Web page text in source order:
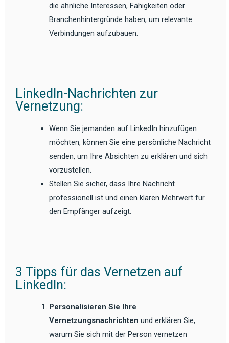
die ähnliche Interessen, Fähigkeiten oder
Branchenhintergründe haben, um relevante
Verbindungen aufzubauen.
LinkedIn-Nachrichten zur
Vernetzung:
Wenn Sie jemanden auf LinkedIn hinzufügen
möchten, können Sie eine persönliche Nachricht
senden, um Ihre Absichten zu erklären und sich
vorzustellen.
Stellen Sie sicher, dass Ihre Nachricht
professionell ist und einen klaren Mehrwert für
den Empfänger aufzeigt.
3 Tipps für das Vernetzen auf
LinkedIn:
Personalisieren Sie Ihre
Vernetzungsnachrichten und erklären Sie,
warum Sie sich mit der Person vernetzen